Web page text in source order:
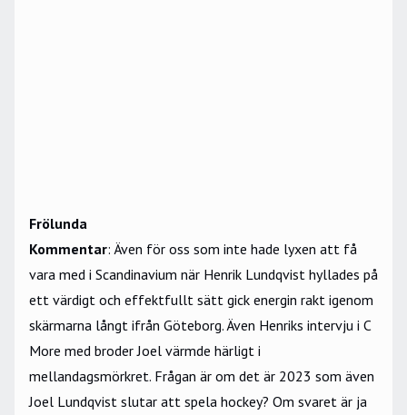
Frölunda
Kommentar: Även för oss som inte hade lyxen att få
vara med i Scandinavium när Henrik Lundqvist hyllades på
ett värdigt och effektfullt sätt gick energin rakt igenom
skärmarna långt ifrån Göteborg. Även Henriks intervju i C
More med broder Joel värmde härligt i
mellandagsmörkret. Frågan är om det är 2023 som även
Joel Lundqvist slutar att spela hockey? Om svaret är ja